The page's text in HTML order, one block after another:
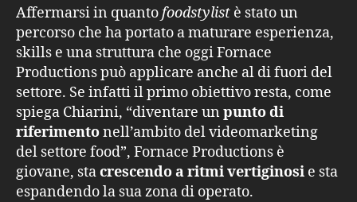
Affermarsi in quantofoodstylist è stato un
percorso che ha portato a maturare esperienza,
skills e una struttura che oggi Fornace
Productions può applicare anche al di fuori del
settore. Se infatti il primo obiettivo resta, come
spiega Chiarini, “diventare un punto di
riferimentonell’ambito del videomarketing
del settore food”, Fornace Productions è
giovane, stacrescendo a ritmi vertiginosi e sta
espandendo la sua zona di operato.